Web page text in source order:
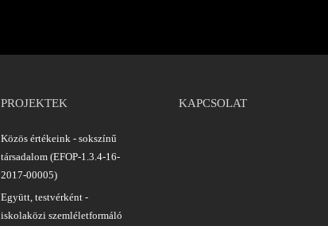
PROJEKTEK KAPCSOLAT
Közös értékeink - sokszínű
társadalom (EFOP-1.3.4-16-
2017-00005)
Együtt, testvérként -
iskolaközi szemléletformáló